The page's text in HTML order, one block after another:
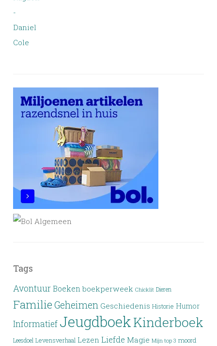
Tags
Avontuur Boeken boekperweek Chicklit Dieren
Familie Geheimen Geschiedenis Historie Humor
Informatief JeugdboekKinderboek
Leesdoel Levensverhaal Lezen Liefde Magie Mijn top 3 moord